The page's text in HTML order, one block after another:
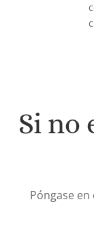
Si no
Póngase